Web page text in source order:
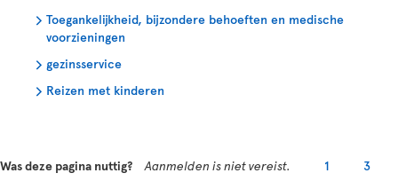
Toegankelijkheid, bijzondere behoeften en medische
voorzieningen
gezinsservice
Reizen met kinderen
Was deze pagina nuttig? Aanmelden is niet vereist. 1 3